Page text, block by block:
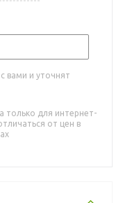
вами и уточнят
только для интернет-
от цен в